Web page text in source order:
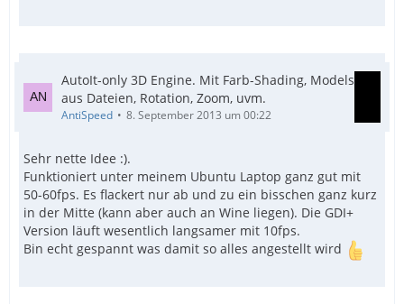
AutoIt-only 3D Engine. Mit Farb-Shading, Models
aus Dateien, Rotation, Zoom, uvm.
AntiSpeed 8. September 2013 um 00:22
Sehr nette Idee :).
Funktioniert unter meinem Ubuntu Laptop ganz gut mit
50-60fps. Es flackert nur ab und zu ein bisschen ganz kurz
in der Mitte (kann aber auch an Wine liegen). Die GDI+
Version läuft wesentlich langsamer mit 10fps.
Bin echt gespannt was damit so alles angestellt wird